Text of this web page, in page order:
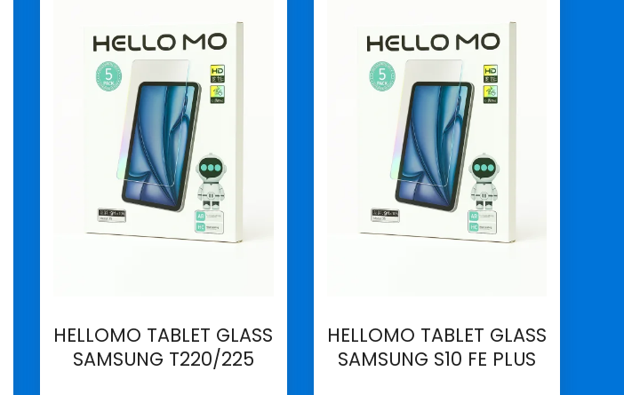
HELLOMO TABLET GLASS
SAMSUNG T220/225
HELLOMO TABLET GLASS
SAMSUNG S10 FE PLUS